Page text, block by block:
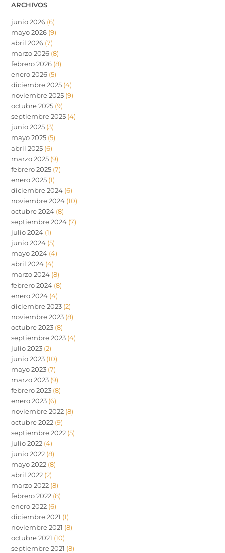
ARCHIVOS
junio 2026 (6)
mayo 2026 (9)
abril 2026 (7)
marzo 2026 (8)
febrero 2026 (8)
enero 2026 (5)
diciembre 2025 (4)
noviembre 2025 (9)
octubre 2025 (9)
septiembre 2025 (4)
junio 2025 (3)
mayo 2025 (5)
abril 2025 (6)
marzo 2025 (9)
febrero 2025 (7)
enero 2025 (1)
diciembre 2024 (6)
noviembre 2024 (10)
octubre 2024 (8)
septiembre 2024 (7)
julio 2024 (1)
junio 2024 (5)
mayo 2024 (4)
abril 2024 (4)
marzo 2024 (8)
febrero 2024 (8)
enero 2024 (4)
diciembre 2023 (2)
noviembre 2023 (8)
octubre 2023 (8)
septiembre 2023 (4)
julio 2023 (2)
junio 2023 (10)
mayo 2023 (7)
marzo 2023 (9)
febrero 2023 (8)
enero 2023 (6)
noviembre 2022 (8)
octubre 2022 (9)
septiembre 2022 (5)
julio 2022 (4)
junio 2022 (8)
mayo 2022 (8)
abril 2022 (2)
marzo 2022 (8)
febrero 2022 (8)
enero 2022 (6)
diciembre 2021 (1)
noviembre 2021 (8)
octubre 2021 (10)
septiembre 2021 (8)